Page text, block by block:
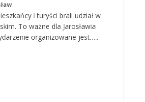
i turyści brali udział w
To ważne dla Jarosławia
organizowane jest…..